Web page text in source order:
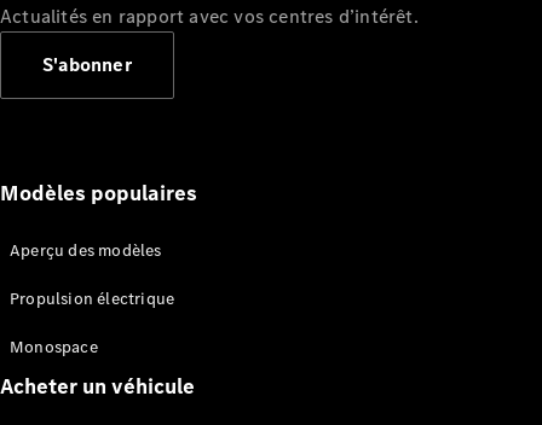
Sprinter
Tous les
Sprinter
Fourgon
Sprinter
Sprinter
Châssis
Actualités en rapport avec vos centres d’intérêt.
S'abonner
Modèles populaires
Aperçu des modèles
Propulsion électrique
Monospace
Acheter un véhicule